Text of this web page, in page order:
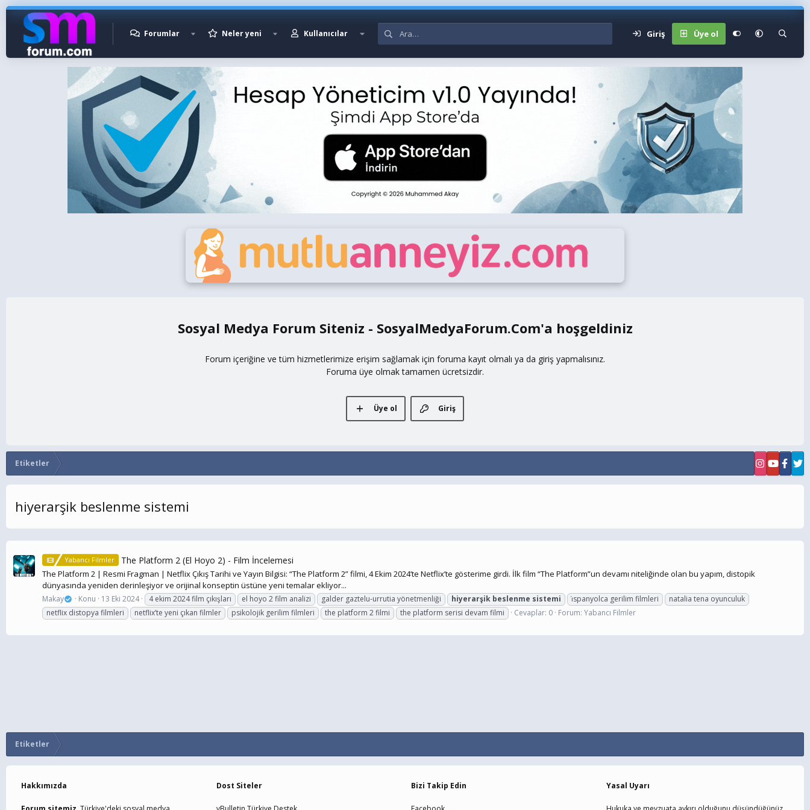
Forumlar Neler yeni Kullanıcılar Giriş Üye ol
Sosyal Medya Forum Siteniz - SosyalMedyaForum.Com
Forum içeriğine ve tüm hizmetlerimize erişim sağlamak için foruma kayıt olmalı ya da giriş yapmalısınız.
Foruma üye olmak tamamen ücretsizdir.
Giriş
Üye ol
Etiketler
hiyerarşik beslenme sistemi
Yabancı Filmler The Platform 2 (El Hoyo 2) - Film İncelemesi
The Platform 2 | Resmi Fragman | Netflix Çıkış Tarihi ve Yayın Bilgisi: “The Platform 2” filmi, 4 Ekim 2024’te Netflix’te gösterime girdi. İlk film “The Platform”un devamı niteliğinde olan bu yapım, distopik
dünyasında yeniden derinleşiyor ve orijinal konseptin üstüne yeni temalar ekliyor...
Makay Konu 13 Eki 2024 4 ekim 2024 film çıkışları el hoyo 2 film analizi galder gaztelu-urrutia yönetmenliği hiyerarşik beslenme sistemi i̇spanyolca gerilim filmleri
natalia tena oyunculuk
netflix distopya filmleri
netflix’te yeni çıkan filmler psikolojik gerilim filmleri the platform 2 filmi the platform serisi devam filmi Cevaplar: 0 Forum: Yabancı Filmler
Etiketler
Hakkımızda Dost Siteler Bizi Takip Edin Yasal Uyarı